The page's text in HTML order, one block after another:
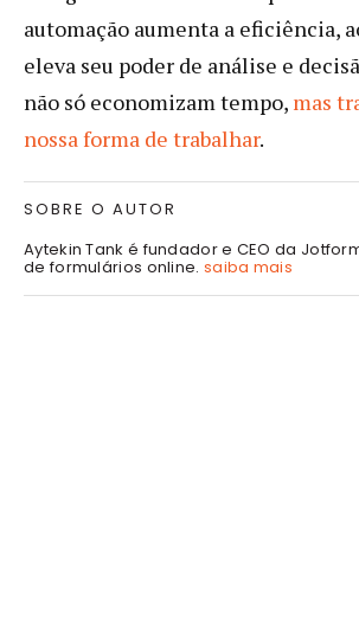
automação aumenta a eficiência,
eleva seu poder de análise e
não só economizam tempo, mas
nossa forma de trabalhar.
SOBRE O AUTOR
Aytekin Tank é fundador e CEO da
de formulários online. saiba mais